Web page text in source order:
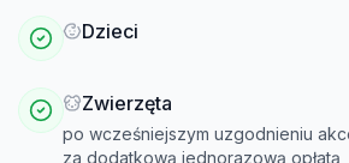
Dzieci
Zwierzęta
po wcześniejszym uzgodnieniu
za dodatkową jednorazową opłatą